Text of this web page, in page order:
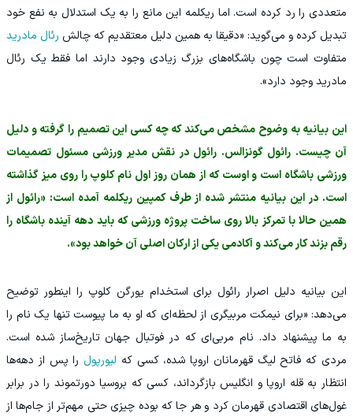
متعددی را رد کرده است. اما ریکلمه این مانع را به یک استدلال به نفع خود
تبدیل کرده و می‌گوید: «دقیقا به همین دلیل معتقدیم که چالش رئال مادرید
متفاوت است چون باشگاه‌های بزرگ زیادی وجود دارند اما فقط یک رئال
مادرید وجود دارد».
‫این بیانیه به وضوح مشخص می‌کند که چه کسی این تصمیم را گرفته و دلیل
آن چیست. رائول گونزالس. رائول در نقش مدیر ورزشی مسئول تصمیمات
ورزشی باشگاه است و اوست که از همان روز اول نام کلوپ را روی میز گذاشته
است. در این بیانیه منتشر شده از طرف کمپین ریکلمه آمده است: «رائول از
همین حالا با تمرکز بالا روی ساخت پروژه ورزشی که باید دهه آینده باشگاه را
رقم بزند کار می‌کند و آکادمی یکی از ارکان اصلی آن خواهد بود».
‫این بیانیه دلیل اصرار رائول برای استخدام یورگن کلوپ را اینطور توضیح
می‌دهد: «برای نیمکت مربیگری از لحظه‌ای که او به ما پیوست تنها یک نام را
به ما پیشنهاد داد. نام مربی‌ای که در فوتبال جهان تاریخ‌ساز شده است.
مردی که فاتح لیگ قهرمانان اروپا شده، کسی که لیورپول را پس از دهه‌ها
انتظار به قله اروپا و انگلیس بازگرداند، کسی که بروسیا دورتموند را در برابر
غول‌های اقتصادی قهرمان کرد و هر جا که بوده چیزی حتی مهم‌تر از جام‌ها از